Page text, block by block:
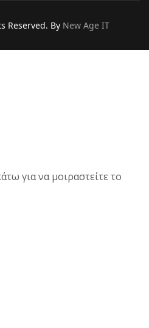
Reserved. By New Age IT
για να μοιραστείτε το